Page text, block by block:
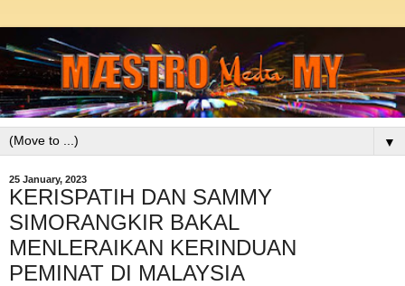
▼
25 January, 2023
KERISPATIH DAN SAMMY
SIMORANGKIR BAKAL
MENLERAIKAN KERINDUAN
PEMINAT DI MALAYSIA